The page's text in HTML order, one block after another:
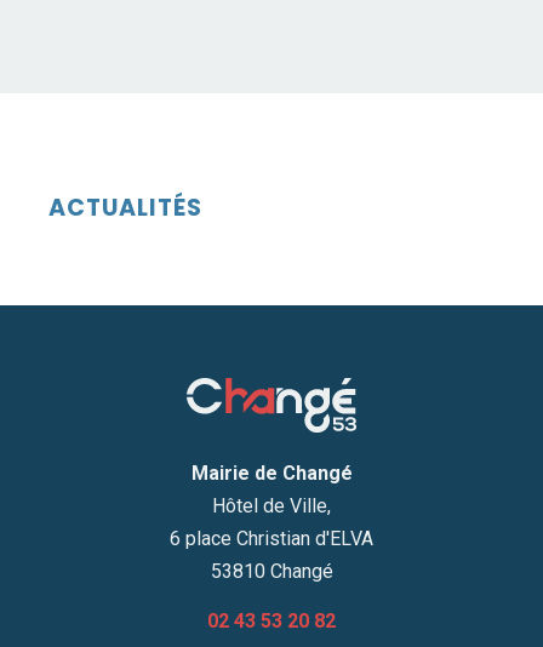
ACTUALITÉS
Mairie de Changé
Hôtel de Ville,
6 place Christian d'ELVA
53810 Changé
02 43 53 20 82